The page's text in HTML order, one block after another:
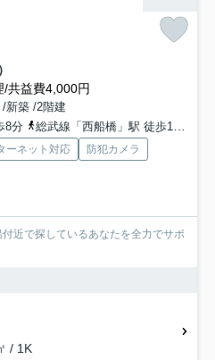
/共益費4,000円
新築 /2階建
8分
総武線「西船橋」駅 徒歩15分
ーネット対応
防犯カメラ
近で探しているあなたを全力でサポ
/ 1K